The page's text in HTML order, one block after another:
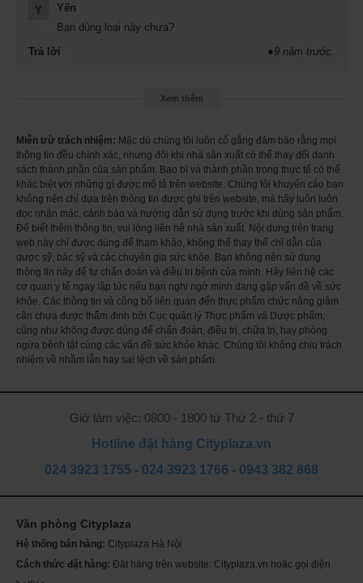
dưỡng cao".
người:
xuyên vận động mạnh... Có thể dùng cho người bệnh, phụ
khỏe và vẻ đẹp cho bản thân và giá đình.
Những người làm việc bận rộn, ăn uống không điều độ,
người ăn ít rau quả.
Bổ sung dinh dưỡng cho người bệnh, người mới ốm dậy.
Cho trẻ biếng ăn, lười ăn, ghét ăn rau.
Cực kì thích hợp cho người béo phì, tiểu đường, táo bón, tim
mạch,... những người đang ở trong chế độ ăn kiêng.
Nguyên liệu:
Spirulina, bào tử của vi khuẩn axit lactic, collagen cá peptide
(gelatin), dầu ăn và chất béo cuối cùng, bắn canxi (từ cá),
Y
Yến
Bạn dùng loại này chưa?
Trả lời
●9 năm trước.
Xem thêm
Miễn trừ trách nhiệm: Mặc dù chúng tôi luôn cố gắng đảm bảo rằng mọi
thông tin đều chính xác, nhưng đôi khi nhà sản xuất có thể thay đổi danh
sách thành phần của sản phẩm. Bao bì và thành phần trong thực tế có thể
khác biệt với những gì được mô tả trên website. Chúng tôi khuyến cáo bạn
không nên chỉ dựa trên thông tin được ghi trên website, mà hãy luôn luôn
đọc nhãn mác, cảnh báo và hướng dẫn sử dụng trước khi dùng sản phẩm.
Để biết thêm thông tin, vui lòng liên hệ nhà sản xuất. Nội dung trên trang
web này chỉ được dùng để tham khảo, không thể thay thế chỉ dẫn của
dược sỹ, bác sỹ và các chuyên gia sức khỏe. Bạn không nên sử dụng
thông tin này để tự chẩn đoán và điều trị bệnh của mình. Hãy liên hệ các
cơ quan y tế ngay lập tức nếu bạn nghi ngờ mình đang gặp vấn đề về sức
khỏe. Các thông tin và công bố liên quan đến thực phẩm chức năng giảm
cân chưa được thẩm định bởi Cục quản lý Thực phẩm và Dược phẩm,
cũng như không được dùng để chẩn đoán, điều trị, chữa trị, hay phòng
ngừa bệnh tật cùng các vấn đề sức khỏe khác. Chúng tôi không chịu trách
nhiệm về nhầm lẫn hay sai lệch về sản phẩm.
Giờ làm việc: 0800 - 1800 từ Thứ 2 - thứ 7
Hotline đặt hàng Cityplaza.vn
024 3923 1755 - 024 3923 1766 - 0943 382 868
Văn phòng Cityplaza
Hệ thống bán hàng: Cityplaza Hà Nội
Cách thức đặt hàng: Đặt hàng trên website: Cityplaza.vn hoăc gọi điện